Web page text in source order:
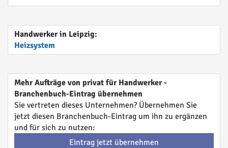
Handwerker in Leipzig:
Heizsystem
Mehr Aufträge von privat für Handwerker -
Branchenbuch-Eintrag übernehmen
Sie vertreten dieses Unternehmen? Übernehmen Sie
jetzt diesen Branchenbuch-Eintrag um ihn zu ergänzen
und für sich zu nutzen:
Eintrag jetzt übernehmen